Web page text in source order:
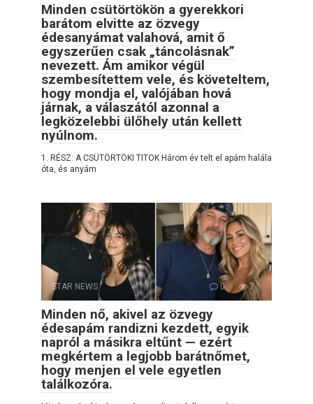
Minden csütörtökön a gyerekkori
barátom elvitte az özvegy
édesanyámat valahová, amit ő
egyszerűen csak „táncolásnak”
nevezett. Ám amikor végül
szembesítettem vele, és követeltem,
hogy mondja el, valójában hová
járnak, a válaszától azonnal a
legközelebbi ülőhely után kellett
nyúlnom.
1. RÉSZ: A CSÜTÖRTÖKI TITOK Három év telt el apám halála
óta, és anyám
STAR NEWS 0 7
Minden nő, akivel az özvegy
édesapám randizni kezdett, egyik
napról a másikra eltűnt — ezért
megkértem a legjobb barátnőmet,
hogy menjen el vele egyetlen
találkozóra.